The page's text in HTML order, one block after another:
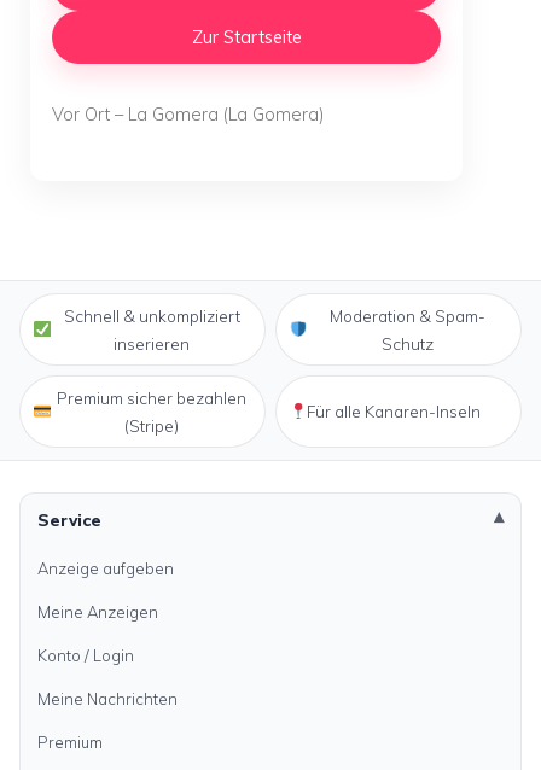
Zur Startseite
Vor Ort – La Gomera (La Gomera)
Schnell & unkompliziert
inserieren
Moderation & Spam-
Schutz
Premium sicher bezahlen
(Stripe)
Für alle Kanaren-Inseln
Service
Anzeige aufgeben
Meine Anzeigen
Konto / Login
Meine Nachrichten
Premium